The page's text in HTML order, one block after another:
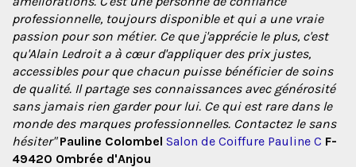
professionnelle, toujours disponible et qui a une vraie
passion pour son métier. Ce que j'apprécie le plus, c'est
qu'Alain Ledroit a à cœur d'appliquer des prix justes,
accessibles pour que chacun puisse bénéficier de soins
de qualité. Il partage ses connaissances avec générosité
sans jamais rien garder pour lui. Ce qui est rare dans le
monde des marques professionnelles. Contactez le sans
hésiter" Pauline Colombel Salon de Coiffure Pauline C F-
49420 Ombrée d'Anjou